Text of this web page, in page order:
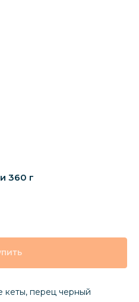
360 г
кеты, перец черный